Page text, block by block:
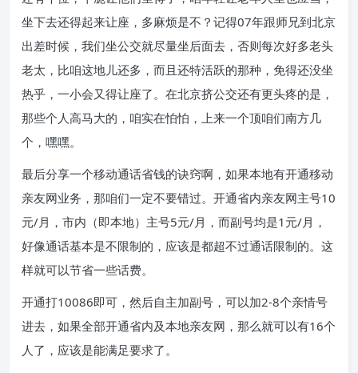
坐下去还得起来让座，多麻烦是不？记得07年跟师兄到北京
出差时候，我们坐公交就尽量坐后面去，否则每次好多老头
老太，比咱这地儿还多，而且还特活跃的那种，免得还没坐
热乎，一小会又得让座了。在北京挤公交还有更头疼的是，
那些个人高马大的，咱实在怕怕，上来一个顶咱们南方几
个，嘿嘿。
最后分享一个移动通话省钱的诀窍啊，如果本地有开通移动
亲友网业务，那咱们一定不要错过。开通省内亲友网主号10
元/月，市内（即本地）主号5元/月，而副号均是1元/月，
好像通话基本是不限制的，应该是都超不过通话限制的。这
样就可以节省一些话费。
开通打10086即可，然后自主加副号，可以加2-8个亲情号
进去，如果全部开通省内及本地亲友网，那么就可以有16个
人了，应该是能满足要求了。